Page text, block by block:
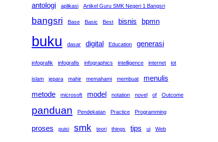
antologi aplikasi Artikel Guru SMK Negeri 1 Bangsri
bangsri Base Basic Best bisnis bpmn
buku dasar digital Education generasi
infografik infografis infographics intelligence internet iot
islam jepara mahir memahami membuat
menulis
metode
microsoft model notation novel of Outcome
panduan Pendekatan Practice Programming
proses puisi smk teori things tips ui Web